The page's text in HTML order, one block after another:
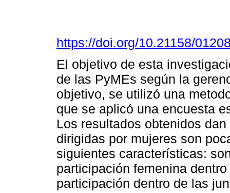
https://doi.org/10.21158/
El objetivo de esta
de las PyMEs según la
objetivo, se utilizó una
que se aplicó una encuesta
Los resultados obtenidos
dirigidas por mujeres son
siguientes características:
participación femenina
participación dentro de las